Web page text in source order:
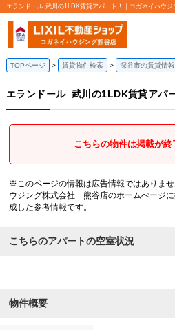
エランドール 武川の1LDK賃貸アパート！｜コガネイハウ
TOPページ 賃貸物件検索 深谷市の賃貸情
エランドール 武川の1LDK賃貸アパ
こちらの物件は掲載が終
※このページの情報は広告情報ではありま
ウジング株式会社 熊谷店のホームぺージ
成した参考情報です。
こちらのアパートの空室状況
物件概要